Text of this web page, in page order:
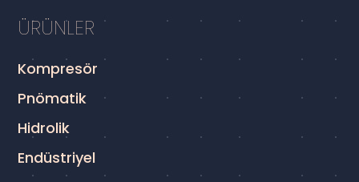
ÜRÜNLER
Kompresör
Pnömatik
Hidrolik
Endüstriyel